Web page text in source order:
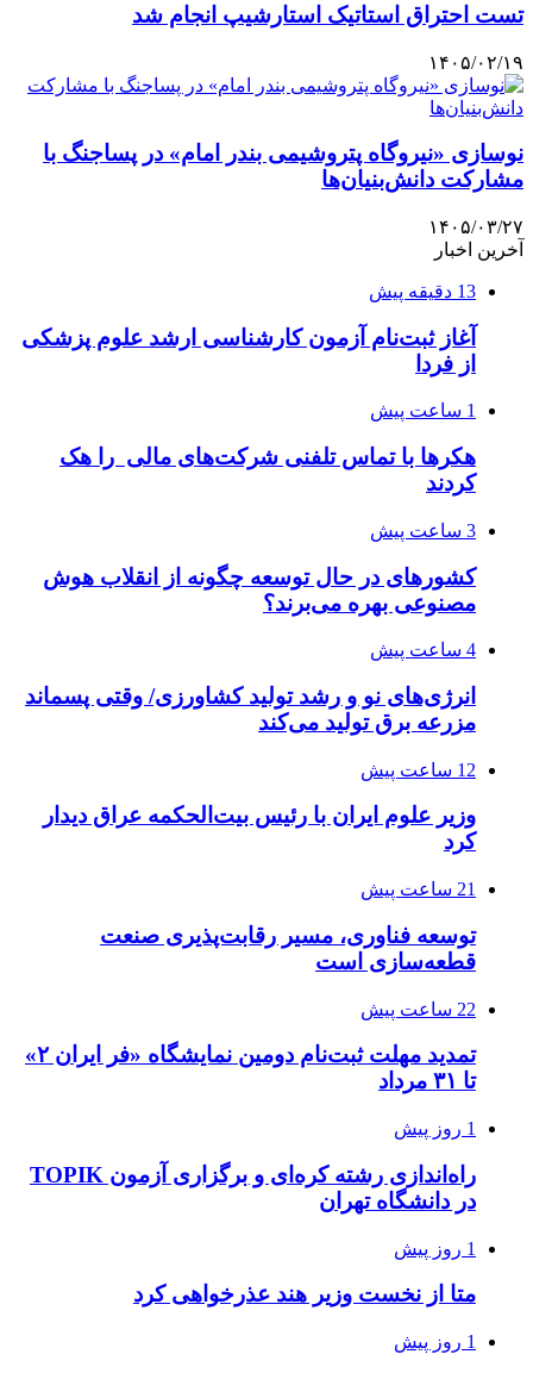
تست احتراق استاتیک استارشیپ انجام شد
۱۴۰۵/۰۲/۱۹
نوسازی «نیروگاه پتروشیمی بندر امام» در پساجنگ با
مشارکت دانش‌بنیان‌ها
۱۴۰۵/۰۳/۲۷
آخرین اخبار
13 دقیقه پیش
آغاز ثبت‌نام‌ آزمون کارشناسی ارشد علوم پزشکی
از فردا
1 ساعت پیش
هکرها با تماس تلفنی شرکت‌های مالی را هک
کردند
3 ساعت پیش
کشورهای در حال توسعه چگونه از انقلاب هوش
مصنوعی بهره می‌برند؟
4 ساعت پیش
انرژی‌های نو و رشد تولید کشاورزی/ وقتی پسماند
مزرعه‌ برق تولید می‌کند
12 ساعت پیش
وزیر علوم ایران با رئیس بیت‌الحکمه عراق دیدار
کرد
21 ساعت پیش
توسعه فناوری، مسیر رقابت‌پذیری صنعت
قطعه‌سازی است
22 ساعت پیش
تمدید مهلت ثبت‌نام دومین نمایشگاه «فر ایران ۲»
تا ۳۱ مرداد
1 روز پیش
راه‌اندازی رشته کره‌ای و برگزاری آزمون TOPIK
در دانشگاه تهران
1 روز پیش
متا از نخست وزیر هند عذرخواهی کرد
1 روز پیش